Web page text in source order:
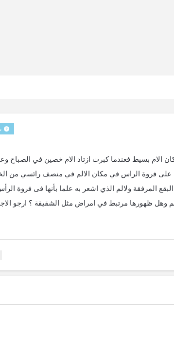
الام بسيط فعندما كبرت ازتاد الام خصين في الصباح
على فروة الراس في مكان الالم في منصف رائسي من
المرفقة ولالم الذي اشعر به علما بأنها فى فروة
ظهورها مرتبط في امراض مثل الشقيقة ؟ ارجو